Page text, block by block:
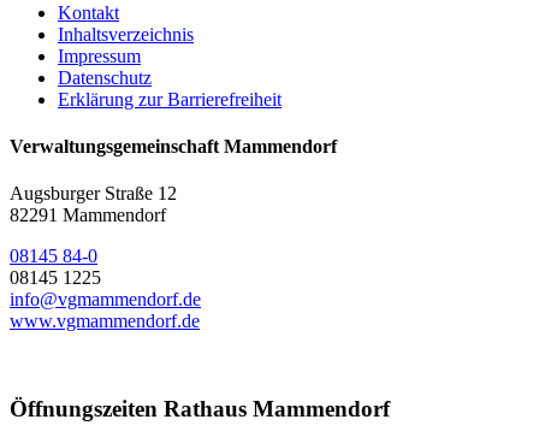
Kontakt
Inhaltsverzeichnis
Impressum
Datenschutz
Erklärung zur Barrierefreiheit
Verwaltungsgemeinschaft Mammendorf
Augsburger Straße 12
82291 Mammendorf
08145 84-0
08145 1225
info@vgmammendorf.de
www.vgmammendorf.de
Öffnungszeiten Rathaus Mammendorf